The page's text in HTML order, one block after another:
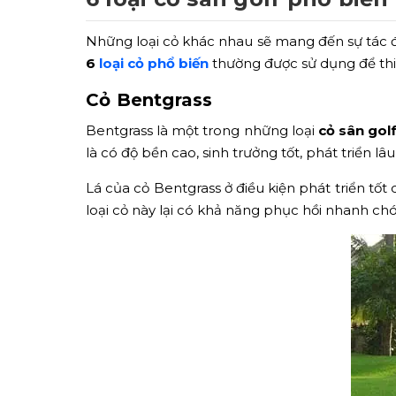
Những loại cỏ khác nhau sẽ mang đến sự
6 loại cỏ phổ biến thường được sử dụng để
Cỏ Bentgrass
Bentgrass là một trong những loại cỏ sân
là có độ bền cao, sinh trưởng tốt, phát triển
Lá của cỏ Bentgrass ở điều kiện phát triển
loại cỏ này lại có khả năng phục hồi nhanh